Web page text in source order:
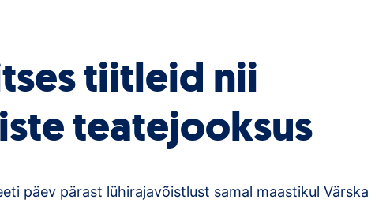
tiitleid nii
teatejooksus
päev pärast lühirajavõistlust samal maastikul Värska